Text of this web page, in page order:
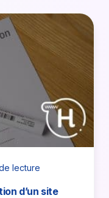
lecture
d’un site